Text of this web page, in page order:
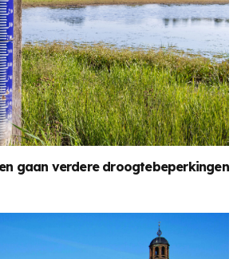
gaan verdere droogtebeperkingen